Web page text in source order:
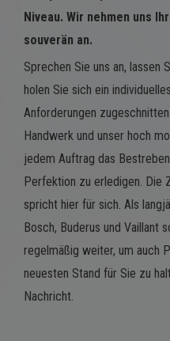
Niveau. Wir nehmen uns
souverän an.
Sprechen Sie uns an, lassen
holen Sie sich ein
Anforderungen
Handwerk und unser hoch
jedem Auftrag das
Perfektion zu erledigen. Die
spricht hier für sich. Als
Bosch, Buderus und Vaillant
regelmäßig weiter, um auch
neuesten Stand für Sie zu
Nachricht.